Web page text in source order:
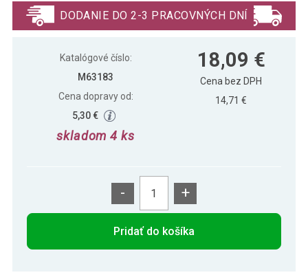
DODANIE DO 2-3 PRACOVNÝCH DNÍ
Katalógové číslo:
M63183
Cena dopravy od:
5,30 €
skladom 4 ks
18,09 €
Cena bez DPH
14,71 €
- +
Pridať do košíka